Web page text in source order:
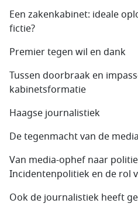
Een zakenkabinet: ideale
fictie?
Premier tegen wil en dank
Tussen doorbraak en
kabinetsformatie
Haagse journalistiek
De tegenmacht van de media
Van media-ophef naar
Incidentenpolitiek en de rol
Ook de journalistiek heeft